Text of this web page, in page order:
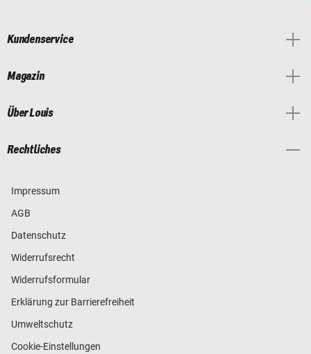
Kundenservice
Magazin
Über Louis
Rechtliches
Impressum
AGB
Datenschutz
Widerrufsrecht
Widerrufsformular
Erklärung zur Barrierefreiheit
Umweltschutz
Cookie-Einstellungen